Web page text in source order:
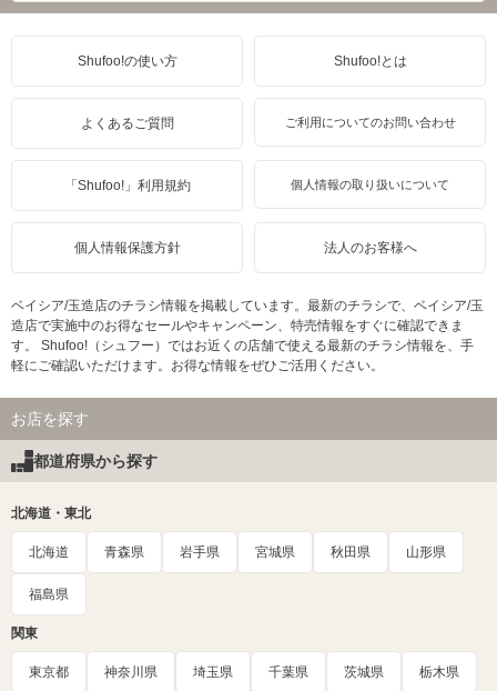
Shufoo!の使い方 Shufoo!とは
よくあるご質問 ご利用についてのお問い合わせ
「Shufoo!」利用規約 個人情報の取り扱いについて
個人情報保護方針 法人のお客様へ
ベイシア/玉造店のチラシ情報を掲載しています。最新のチラシで、ベイシア/玉
造店で実施中のお得なセールやキャンペーン、特売情報をすぐに確認できま
す。 Shufoo!（シュフー）ではお近くの店舗で使える最新のチラシ情報を、手
軽にご確認いただけます。お得な情報をぜひご活用ください。
お店を探す
都道府県から探す
北海道・東北
北海道 青森県 岩手県 宮城県 秋田県 山形県
福島県
関東
東京都 神奈川県 埼玉県 千葉県 茨城県 栃木県